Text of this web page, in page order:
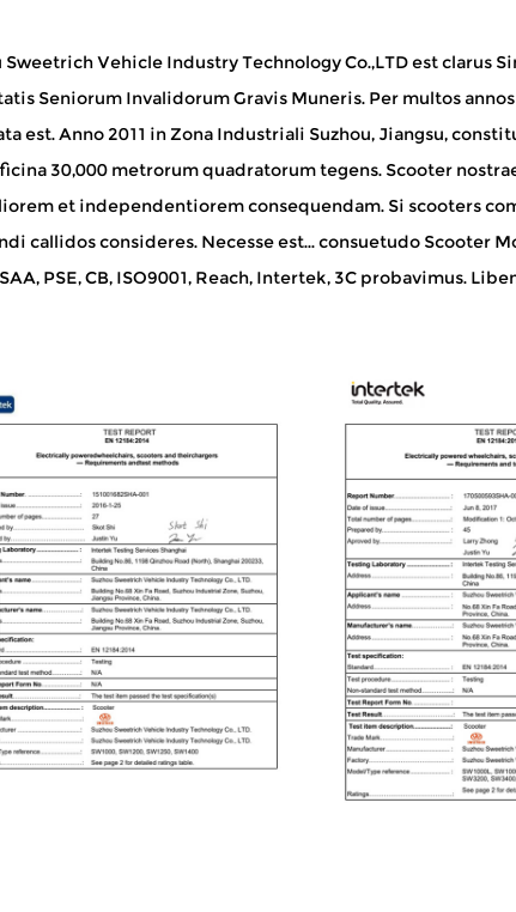
Sweetrich Vehicle Industry Technology Co.,LTD est clarus
Seniorum Invalidorum Gravis Muneris. Per multos
est. Anno 2011 in Zona Industriali Suzhou, Jiangsu,
30,000 metrorum quadratorum tegens. Scooter
et independentiorem consequendam. Si scooters
callidos consideres. Necesse est...consuetudo Scooter
SAA, PSE, CB, ISO9001, Reach, Intertek, 3C probavimus.